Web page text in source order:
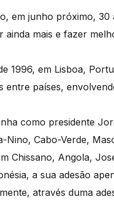
em junho próximo, 30
mais e fazer
1996, em Lisboa,
entre países,
como presidente
Nino, Cabo-Verde,
Chissano, Angola,
a sua adesão
através duma